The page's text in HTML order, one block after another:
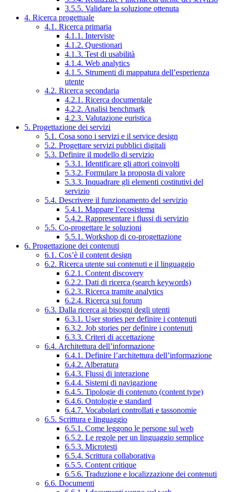
3.5.5. Validare la soluzione ottenuta
4. Ricerca progettuale
4.1. Ricerca primaria
4.1.1. Interviste
4.1.2. Questionari
4.1.3. Test di usabilità
4.1.4. Web analytics
4.1.5. Strumenti di mappatura dell’esperienza
utente
4.2. Ricerca secondaria
4.2.1. Ricerca documentale
4.2.2. Analisi benchmark
4.2.3. Valutazione euristica
5. Progettazione dei servizi
5.1. Cosa sono i servizi e il service design
5.2. Progettare servizi pubblici digitali
5.3. Definire il modello di servizio
5.3.1. Identificare gli attori coinvolti
5.3.2. Formulare la proposta di valore
5.3.3. Inquadrare gli elementi costitutivi del
servizio
5.4. Descrivere il funzionamento del servizio
5.4.1. Mappare l’ecosistema
5.4.2. Rappresentare i flussi di servizio
5.5. Co-progettare le soluzioni
5.5.1. Workshop di co-progettazione
6. Progettazione dei contenuti
6.1. Cos’è il content design
6.2. Ricerca utente sui contenuti e il linguaggio
6.2.1. Content discovery
6.2.2. Dati di ricerca (search keywords)
6.2.3. Ricerca tramite analytics
6.2.4. Ricerca sui forum
6.3. Dalla ricerca ai bisogni degli utenti
6.3.1. User stories per definire i contenuti
6.3.2. Job stories per definire i contenuti
6.3.3. Criteri di accettazione
6.4. Architettura dell’informazione
6.4.1. Definire l’architettura dell’informazione
6.4.2. Alberatura
6.4.3. Flussi di interazione
6.4.4. Sistemi di navigazione
6.4.5. Tipologie di contenuto (content type)
6.4.6. Ontologie e standard
6.4.7. Vocabolari controllati e tassonomie
6.5. Scrittura e linguaggio
6.5.1. Come leggono le persone sul web
6.5.2. Le regole per un linguaggio semplice
6.5.3. Microtesti
6.5.4. Scrittura collaborativa
6.5.5. Content critique
6.5.6. Traduzione e localizzazione dei contenuti
6.6. Documenti